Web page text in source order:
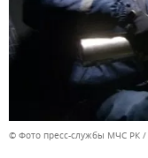
© Фото пресс-службы МЧС РК